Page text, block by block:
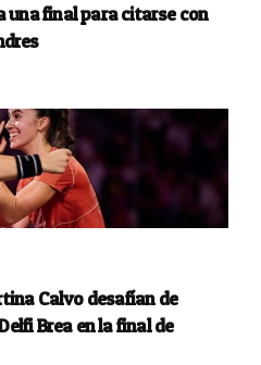
una final para citarse con
Calvo desafían de
Brea en la final de